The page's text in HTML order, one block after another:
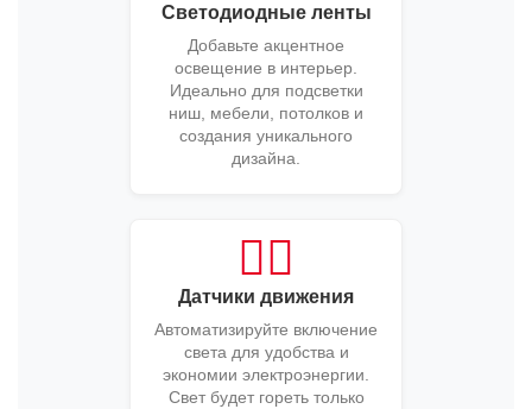
Светодиодные ленты
Добавьте акцентное
освещение в интерьер.
Идеально для подсветки
ниш, мебели, потолков и
создания уникального
дизайна.
🚶‍♂️
Датчики движения
Автоматизируйте включение
света для удобства и
экономии электроэнергии.
Свет будет гореть только